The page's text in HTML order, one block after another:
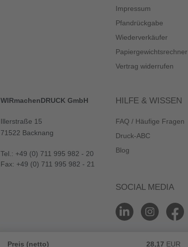
Preis (netto) 28,17 EUR
Impressum
Pfandrückgabe
Wiederverkäufer
Papiergewichtsrechner
Vertrag widerrufen
WIRmachenDRUCK GmbH
Illerstraße 15
71522 Backnang
Tel.: +49 (0) 711 995 982 - 20
Fax: +49 (0) 711 995 982 - 21
HILFE & WISSEN
FAQ / Häufige Fragen
Druck-ABC
Blog
SOCIAL MEDIA